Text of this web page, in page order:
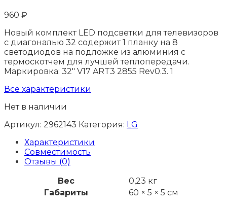
960 ₽
Новый комплект LED подсветки для телевизоров
с диагональю 32 содержит 1 планку на 8
светодиодов на подложке из алюминия с
термоскотчем для лучшей теплопередачи.
Маркировка: 32" V17 ART3 2855 Rev0.3. 1
Все характеристики
Нет в наличии
Артикул: 2962143 Категория: LG
Характеристики
Совместимость
Отзывы (0)
Вес
0,23 кг
Габариты
60 × 5 × 5 см